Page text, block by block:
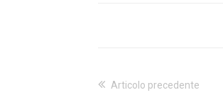
Articolo precedente